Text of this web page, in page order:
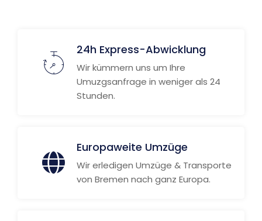
24h Express-Abwicklung
Wir kümmern uns um Ihre
Umuzgsanfrage in weniger als 24
Stunden.
Europaweite Umzüge
Wir erledigen Umzüge & Transporte
von Bremen nach ganz Europa.